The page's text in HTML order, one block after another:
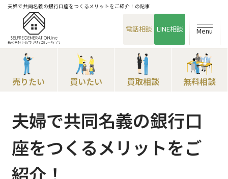
夫婦で共同名義の銀行口座をつくるメリットをご紹介！の記事
電話相談 LINE相談 Menu
売りたい 買いたい 買取相談 無料相談
夫婦で共同名義の銀行口
座をつくるメリットをご